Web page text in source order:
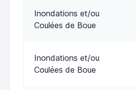
Inondations et/ou
Coulées de Boue
Inondations et/ou
Coulées de Boue